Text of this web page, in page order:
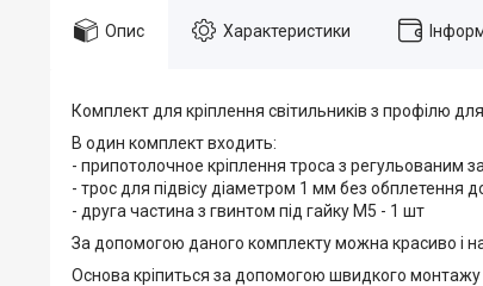
Опис Характеристики
Комплект для кріплення світильників з профілю
В один комплект входить:
- припотолочное кріплення троса з регульованим
- трос для підвісу діаметром 1 мм без обплетення
- друга частина з гвинтом під гайку М5 - 1 шт
За допомогою даного комплекту можна красиво і
Основа кріпиться за допомогою швидкого монтажу